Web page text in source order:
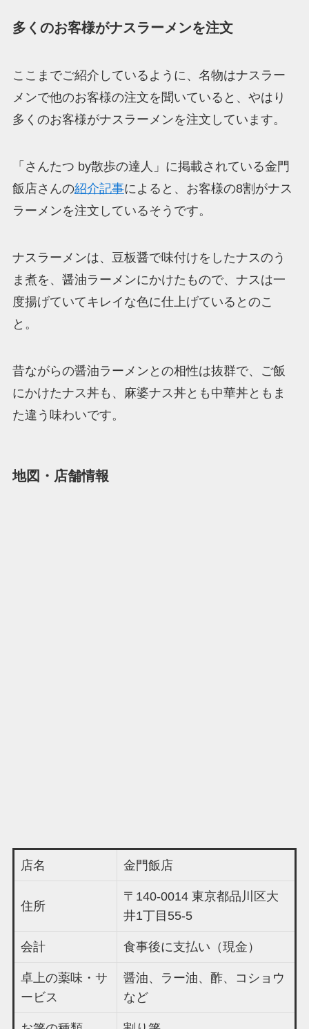
多くのお客様がナスラーメンを注文
ここまでご紹介しているように、名物はナスラー
メンで他のお客様の注文を聞いていると、やはり
多くのお客様がナスラーメンを注文しています。
「さんたつ by散歩の達人」に掲載されている金門
飯店さんの紹介記事によると、お客様の8割がナス
ラーメンを注文しているそうです。
ナスラーメンは、豆板醤で味付けをしたナスのう
ま煮を、醤油ラーメンにかけたもので、ナスは一
度揚げていてキレイな色に仕上げているとのこ
と。
昔ながらの醤油ラーメンとの相性は抜群で、ご飯
にかけたナス丼も、麻婆ナス丼とも中華丼ともま
た違う味わいです。
地図・店舗情報
店名 金門飯店
住所
〒140-0014 東京都品川区大
井1丁目55-5
会計 食事後に支払い（現金）
卓上の薬味・サ
ービス
醤油、ラー油、酢、コショウ
など